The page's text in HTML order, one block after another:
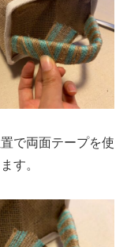
で両面テープを使
す。